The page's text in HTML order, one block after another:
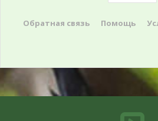
Обратная связь Помощь